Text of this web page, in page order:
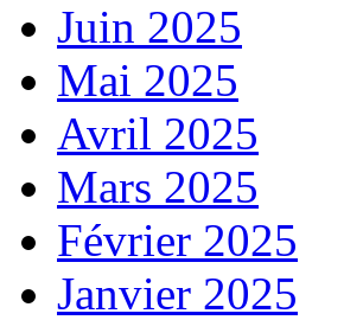
Juin 2025
Mai 2025
Avril 2025
Mars 2025
Février 2025
Janvier 2025